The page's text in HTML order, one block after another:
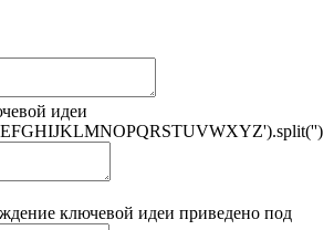
идеи
ключевой идеи приведено под